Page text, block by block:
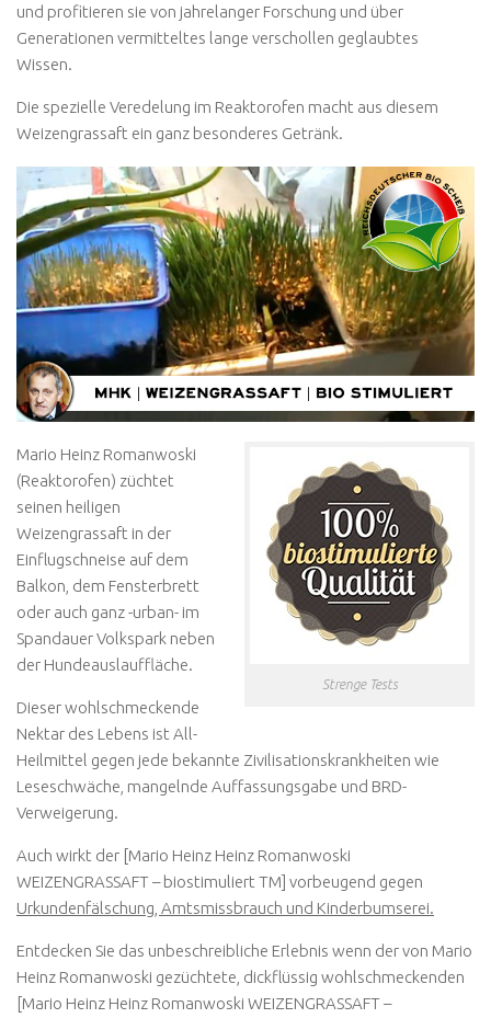
und profitieren sie von jahrelanger Forschung und über
Generationen vermitteltes lange verschollen geglaubtes
Wissen.
Die spezielle Veredelung im Reaktorofen macht aus diesem
Weizengrassaft ein ganz besonderes Getränk.
Strenge Tests
Mario Heinz Romanwoski
(Reaktorofen) züchtet
seinen heiligen
Weizengrassaft in der
Einflugschneise auf dem
Balkon, dem Fensterbrett
oder auch ganz -urban- im
Spandauer Volkspark neben
der Hundeauslauffläche.
Dieser wohlschmeckende
Nektar des Lebens ist All-
Heilmittel gegen jede bekannte Zivilisationskrankheiten wie
Leseschwäche, mangelnde Auffassungsgabe und BRD-
Verweigerung.
Auch wirkt der [Mario Heinz Heinz Romanwoski
WEIZENGRASSAFT – biostimuliert TM] vorbeugend gegen
Urkundenfälschung, Amtsmissbrauch und Kinderbumserei.
Entdecken Sie das unbeschreibliche Erlebnis wenn der von Mario
Heinz Romanwoski gezüchtete, dickflüssig wohlschmeckenden
[Mario Heinz Heinz Romanwoski WEIZENGRASSAFT –